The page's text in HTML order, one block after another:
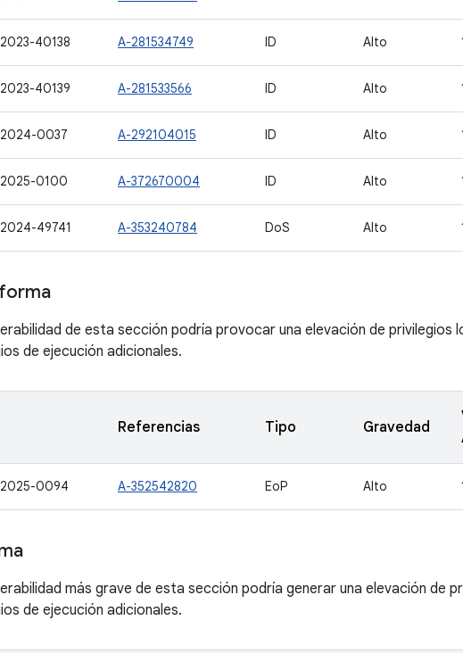
40138 A-281534749 ID Alto
40139 A-281533566 ID Alto
0037 A-292104015 ID Alto
0100 A-372670004 ID Alto
49741 A-353240784 DoS Alto
de esta sección podría provocar una elevación de privilegios
de ejecución adicionales.
Referencias Tipo Gravedad
0094 A-352542820 EoP Alto
más grave de esta sección podría generar una elevación de
de ejecución adicionales.